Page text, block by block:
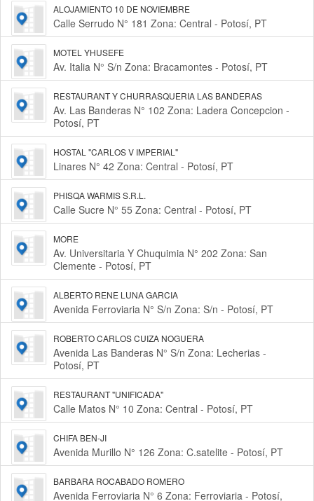
ALOJAMIENTO 10 DE NOVIEMBRE
Calle Serrudo N° 181 Zona: Central - Potosí, PT
MOTEL YHUSEFE
Av. Italia N° S/n Zona: Bracamontes - Potosí, PT
RESTAURANT Y CHURRASQUERIA LAS BANDERAS
Av. Las Banderas N° 102 Zona: Ladera Concepcion -
Potosí, PT
HOSTAL "CARLOS V IMPERIAL"
Linares N° 42 Zona: Central - Potosí, PT
PHISQA WARMIS S.R.L.
Calle Sucre N° 55 Zona: Central - Potosí, PT
MORE
Av. Universitaria Y Chuquimia N° 202 Zona: San
Clemente - Potosí, PT
ALBERTO RENE LUNA GARCIA
Avenida Ferroviaria N° S/n Zona: S/n - Potosí, PT
ROBERTO CARLOS CUIZA NOGUERA
Avenida Las Banderas N° S/n Zona: Lecherias -
Potosí, PT
RESTAURANT "UNIFICADA"
Calle Matos N° 10 Zona: Central - Potosí, PT
CHIFA BEN-JI
Avenida Murillo N° 126 Zona: C.satelite - Potosí, PT
BARBARA ROCABADO ROMERO
Avenida Ferroviaria N° 6 Zona: Ferroviaria - Potosí,